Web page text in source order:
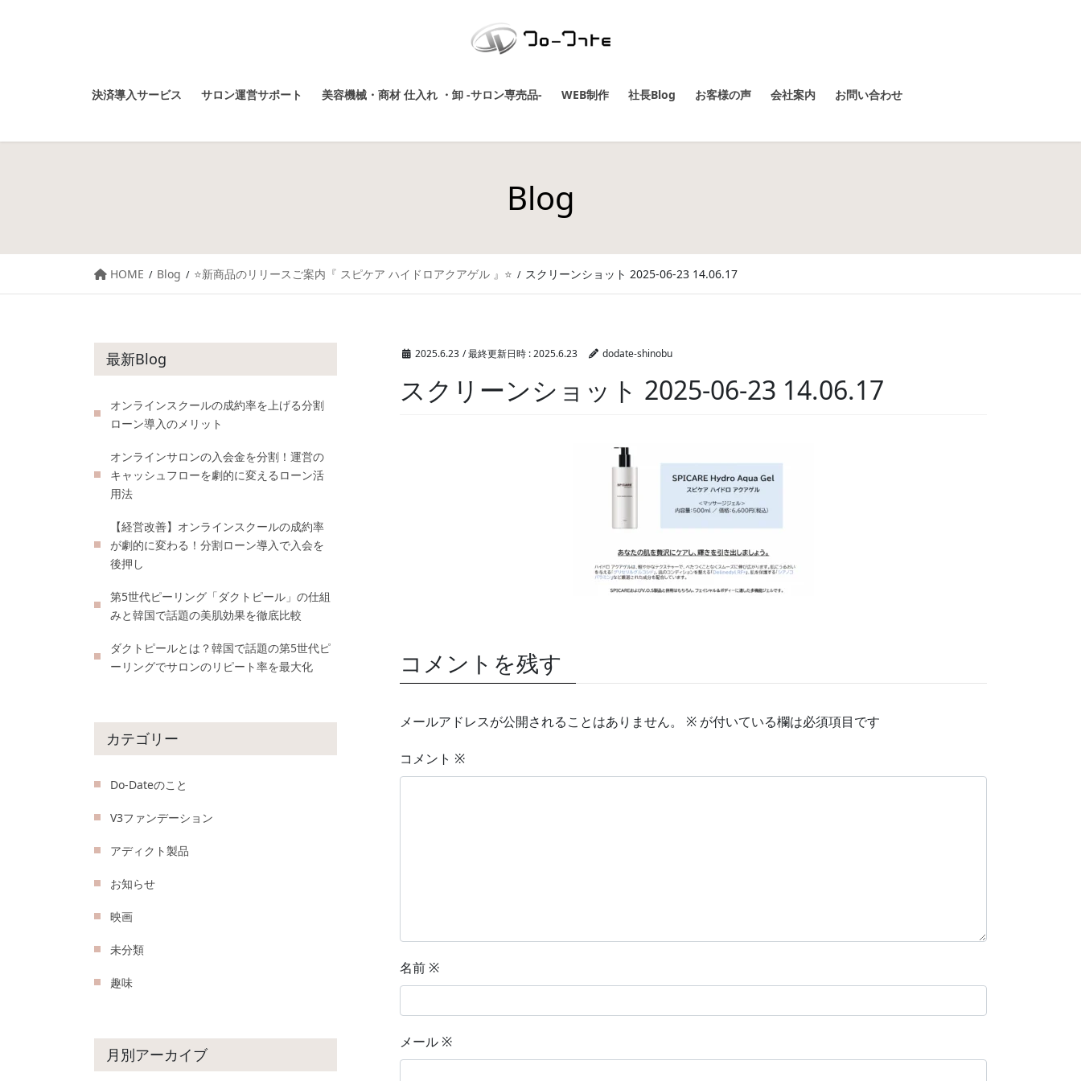
決済導入サービス サロン運営サポート 美容機械・商材 仕入れ ・卸 -サロン専売品- WEB制作 社長Blog お客様の声 会社案内 お問い合わせ
Blog
HOME Blog ⭐️新商品のリリースご案内『 スピケア ハイドロアクアゲル 』⭐️ スクリーンショット 2025-06-23 14.06.17
2025.6.23 / 最終更新日時 :2025.6.23 dodate-shinobu
スクリーンショット 2025-06-23 14.06.17
コメントを残す
メールアドレスが公開されることはありません。 ※ が付いている欄は必須項目です
コメント ※
名前 ※
メール ※
最新Blog
オンラインスクールの成約率を上げる分割
ローン導入のメリット
オンラインサロンの入会金を分割！運営の
キャッシュフローを劇的に変えるローン活
用法
【経営改善】オンラインスクールの成約率
が劇的に変わる！分割ローン導入で入会を
後押し
第5世代ピーリング「ダクトピール」の仕組
みと韓国で話題の美肌効果を徹底比較
ダクトピールとは？韓国で話題の第5世代ピ
ーリングでサロンのリピート率を最大化
カテゴリー
Do-Dateのこと
V3ファンデーション
アディクト製品
お知らせ
映画
未分類
趣味
月別アーカイブ